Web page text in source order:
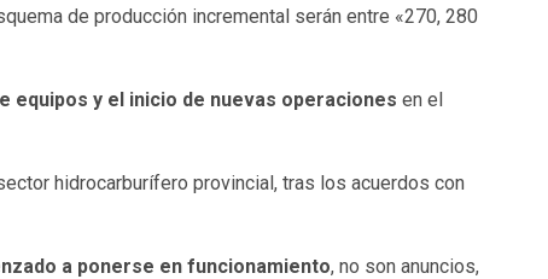
de producción incremental serán entre «270, 280
equipos y el inicio de nuevas operaciones en el
hidrocarburífero provincial, tras los acuerdos con
a ponerse en funcionamiento, no son anuncios,